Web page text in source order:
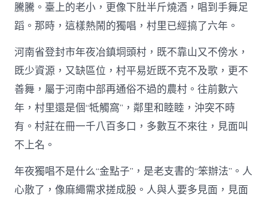
騰騰。臺上的老小，更像下肚半斤燒酒，唱到手舞足
蹈。那時，這樣熱鬧的獨唱，村里已經搞了六年。
河南省登封市年夜冶鎮垌頭村，既不靠山又不傍水，
既少資源，又缺區位，村平易近既不克不及歌，更不
善舞，屬于河南中部再通俗不過的農村。往前數六
年，村里還是個“牴觸窩”，鄰里和睦睦，沖突不時
有。村莊在冊一千八百多口，多數互不來往，見面叫
不上名。
年夜獨唱不是什么“金點子”，是老支書的“笨辦法”。人
心散了，像麻繩需求搓成股。人與人要多見面，見面